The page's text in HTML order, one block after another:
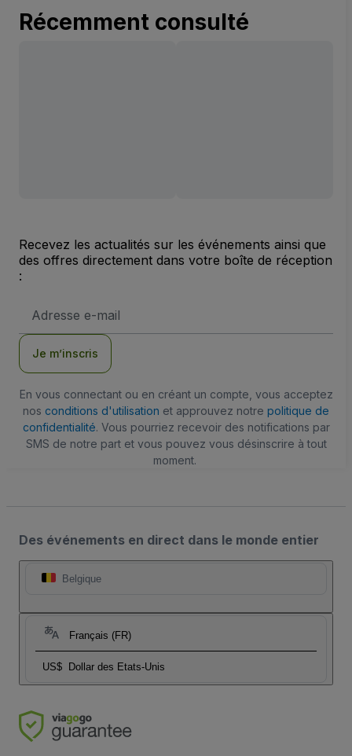
Récemment consulté
Recevez les actualités sur les événements ainsi que
des offres directement dans votre boîte de réception
:
e-
Je m’inscris
En vous connectant ou en créant un compte, vous acceptez
nos conditions d'utilisation et approuvez notre politique de
confidentialité. Vous pourriez recevoir des notifications par
SMS de notre part et vous pouvez vous désinscrire à tout
moment.
Des événements en direct dans le monde entier
Belgique
Français (FR)
US$ Dollar des Etats-Unis